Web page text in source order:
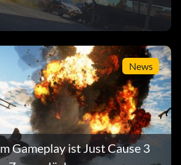
News
Gameplay ist Just Cause 3